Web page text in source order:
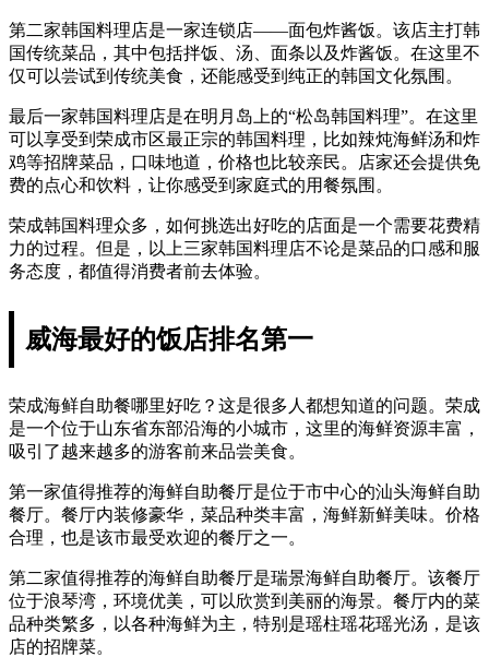
第二家韩国料理店是一家连锁店——面包炸酱饭。该店主打韩
国传统菜品，其中包括拌饭、汤、面条以及炸酱饭。在这里不
仅可以尝试到传统美食，还能感受到纯正的韩国文化氛围。
最后一家韩国料理店是在明月岛上的“松岛韩国料理”。在这里
可以享受到荣成市区最正宗的韩国料理，比如辣炖海鲜汤和炸
鸡等招牌菜品，口味地道，价格也比较亲民。店家还会提供免
费的点心和饮料，让你感受到家庭式的用餐氛围。
荣成韩国料理众多，如何挑选出好吃的店面是一个需要花费精
力的过程。但是，以上三家韩国料理店不论是菜品的口感和服
务态度，都值得消费者前去体验。
威海最好的饭店排名第一
荣成海鲜自助餐哪里好吃？这是很多人都想知道的问题。荣成
是一个位于山东省东部沿海的小城市，这里的海鲜资源丰富，
吸引了越来越多的游客前来品尝美食。
第一家值得推荐的海鲜自助餐厅是位于市中心的汕头海鲜自助
餐厅。餐厅内装修豪华，菜品种类丰富，海鲜新鲜美味。价格
合理，也是该市最受欢迎的餐厅之一。
第二家值得推荐的海鲜自助餐厅是瑞景海鲜自助餐厅。该餐厅
位于浪琴湾，环境优美，可以欣赏到美丽的海景。餐厅内的菜
品种类繁多，以各种海鲜为主，特别是瑶柱瑶花瑶光汤，是该
店的招牌菜。